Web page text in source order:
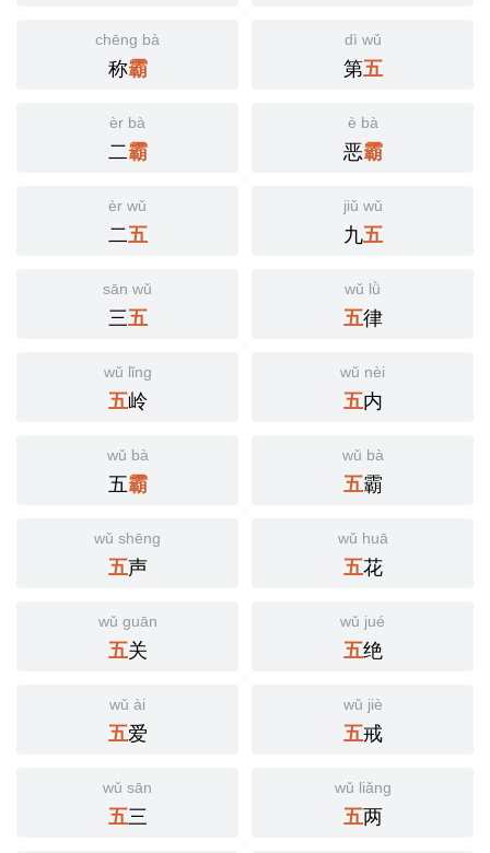
chēng bà
称霸
dì wǔ
第五
èr bà
二霸
è bà
恶霸
èr wǔ
二五
jiǔ wǔ
九五
sān wǔ
三五
wǔ lǜ
五律
wǔ lǐng
五岭
wǔ nèi
五内
wǔ bà
五霸
wǔ bà
五霸
wǔ shēng
五声
wǔ huā
五花
wǔ guān
五关
wǔ jué
五绝
wǔ ài
五爱
wǔ jiè
五戒
wǔ sān
五三
wǔ liǎng
五两